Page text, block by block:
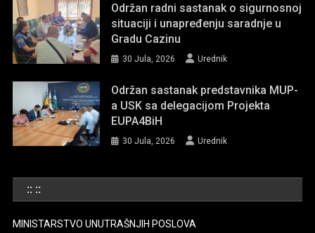
Održan radni sastanak o sigurnosnoj
situaciji i unapređenju saradnje u
Gradu Cazinu
30 Jula, 2026 Urednik
Održan sastanak predstavnika MUP-
a USK sa delegacijom Projekta
EUPA4BiH
30 Jula, 2026 Urednik
:: ::
MINISTARSTVO UNUTRAŠNJIH POSLOVA